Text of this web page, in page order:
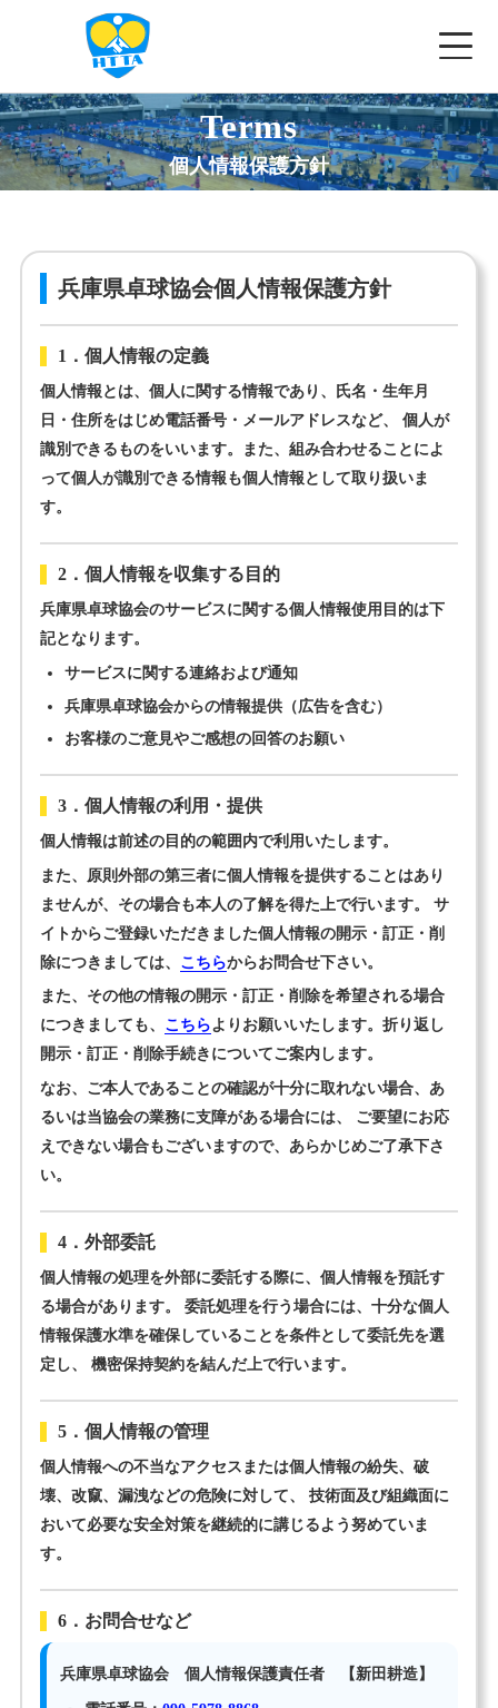
兵庫県卓球協会 ✕
協会概要
大会一覧 ▾
講習会等
ランキング
登録申請
お問合せ
Terms
個人情報保護方針
兵庫県卓球協会個人情報保護方針
1．個人情報の定義
個人情報とは、個人に関する情報であり、氏名・生年月
日・住所をはじめ電話番号・メールアドレスなど、 個人が
識別できるものをいいます。また、組み合わせることによ
って個人が識別できる情報も個人情報として取り扱いま
す。
2．個人情報を収集する目的
兵庫県卓球協会のサービスに関する個人情報使用目的は下
記となります。
サービスに関する連絡および通知
兵庫県卓球協会からの情報提供（広告を含む）
お客様のご意見やご感想の回答のお願い
3．個人情報の利用・提供
個人情報は前述の目的の範囲内で利用いたします。
また、原則外部の第三者に個人情報を提供することはあり
ませんが、その場合も本人の了解を得た上で行います。 サ
イトからご登録いただきました個人情報の開示・訂正・削
除につきましては、 こちらからお問合せ下さい。
また、その他の情報の開示・訂正・削除を希望される場合
につきましても、 こちらよりお願いいたします。折り返し
開示・訂正・削除手続きについてご案内します。
なお、ご本人であることの確認が十分に取れない場合、あ
るいは当協会の業務に支障がある場合には、 ご要望にお応
えできない場合もございますので、あらかじめご了承下さ
い。
4．外部委託
個人情報の処理を外部に委託する際に、個人情報を預託す
る場合があります。 委託処理を行う場合には、十分な個人
情報保護水準を確保していることを条件として委託先を選
定し、 機密保持契約を結んだ上で行います。
5．個人情報の管理
個人情報への不当なアクセスまたは個人情報の紛失、破
壊、改竄、漏洩などの危険に対して、 技術面及び組織面に
おいて必要な安全対策を継続的に講じるよう努めていま
す。
6．お問合せなど
兵庫県卓球協会 個人情報保護責任者 【新田耕造】